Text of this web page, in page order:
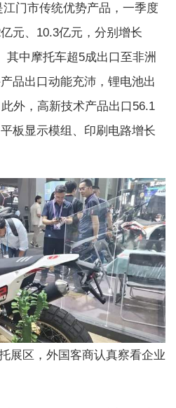
门市传统优势产品，一季度
元、10.3亿元，分别增长
其中摩托车超5成出口至非洲
品出口动能充沛，锂电池出
外，高新技术产品出口56.1
板显示模组、印刷电路增长
展区，外国客商认真察看企业